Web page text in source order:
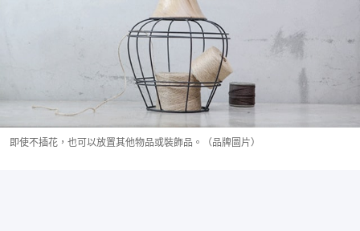
即使不插花，也可以放置其他物品或裝飾品。（品牌圖片）